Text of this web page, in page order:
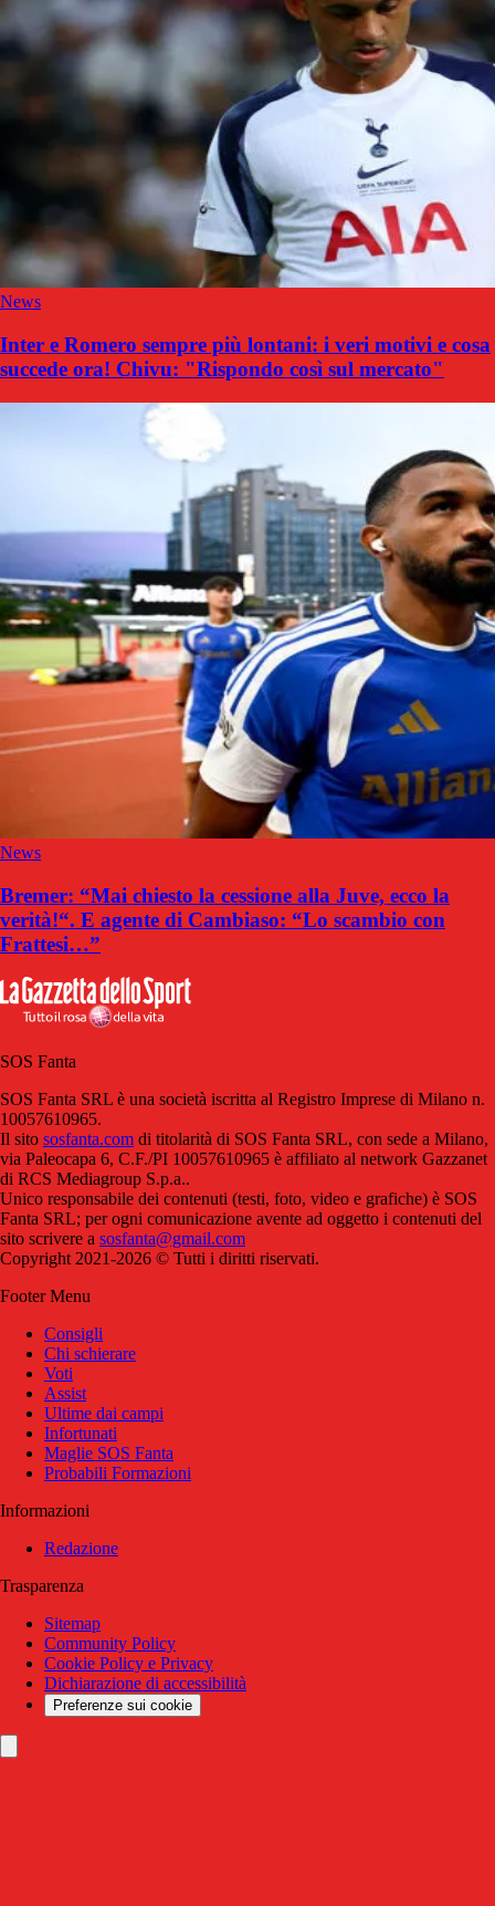
News
Inter e Romero sempre più lontani: i veri motivi e cosa
succede ora! Chivu: "Rispondo così sul mercato"
News
Bremer: “Mai chiesto la cessione alla Juve, ecco la
verità!“. E agente di Cambiaso: “Lo scambio con
Frattesi…”
SOS Fanta
SOS Fanta SRL è una società iscritta al Registro Imprese di Milano n.
10057610965.
Il sito sosfanta.com di titolarità di SOS Fanta SRL, con sede a Milano,
via Paleocapa 6, C.F./PI 10057610965 è affiliato al network Gazzanet
di RCS Mediagroup S.p.a..
Unico responsabile dei contenuti (testi, foto, video e grafiche) è SOS
Fanta SRL; per ogni comunicazione avente ad oggetto i contenuti del
sito scrivere a sosfanta@gmail.com
Copyright 2021-2026 © Tutti i diritti riservati.
Footer Menu
Consigli
Chi schierare
Voti
Assist
Ultime dai campi
Infortunati
Maglie SOS Fanta
Probabili Formazioni
Informazioni
Redazione
Trasparenza
Sitemap
Community Policy
Cookie Policy e Privacy
Dichiarazione di accessibilità
Preferenze sui cookie